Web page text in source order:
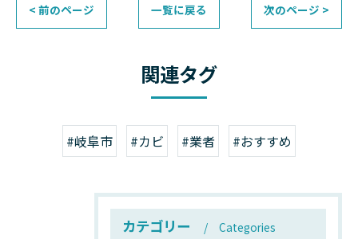
< 前のページ 一覧に戻る 次のページ >
関連タグ
#岐阜市 #カビ #業者 #おすすめ
カテゴリー Categories